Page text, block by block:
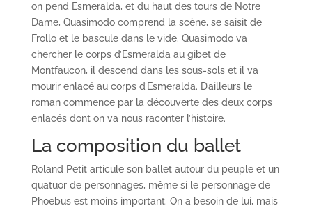
on pend Esmeralda, et du haut des tours de Notre
Dame, Quasimodo comprend la scène, se saisit de
Frollo et le bascule dans le vide. Quasimodo va
chercher le corps d’Esmeralda au gibet de
Montfaucon, il descend dans les sous-sols et il va
mourir enlacé au corps d’Esmeralda. D’ailleurs le
roman commence par la découverte des deux corps
enlacés dont on va nous raconter l’histoire.
La composition du ballet
Roland Petit articule son ballet autour du peuple et un
quatuor de personnages, même si le personnage de
Phoebus est moins important. On a besoin de lui, mais